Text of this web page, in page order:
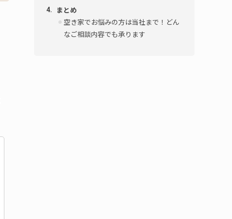
まとめ
空き家でお悩みの方は当社まで！どん
なご相談内容でも承ります